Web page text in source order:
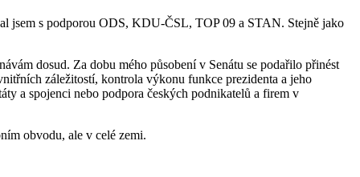
jsem s podporou ODS, KDU-ČSL, TOP 09 a STAN. Stejně jako
dosud. Za dobu mého působení v Senátu se podařilo přinést
záležitostí, kontrola výkonu funkce prezidenta a jeho
a spojenci nebo podpora českých podnikatelů a firem v
obvodu, ale v celé zemi.